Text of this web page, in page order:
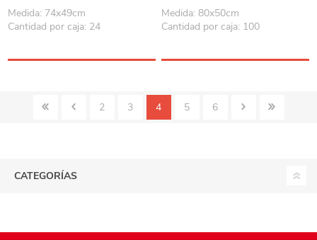
Medida: 74x49cm
Cantidad por caja: 24
Medida: 80x50cm
Cantidad por caja: 100
2 3 4 5 6
CATEGORÍAS